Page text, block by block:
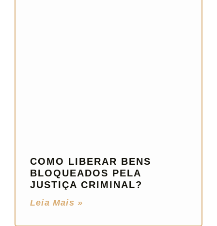
COMO LIBERAR BENS
BLOQUEADOS PELA
JUSTIÇA CRIMINAL?
Leia Mais »